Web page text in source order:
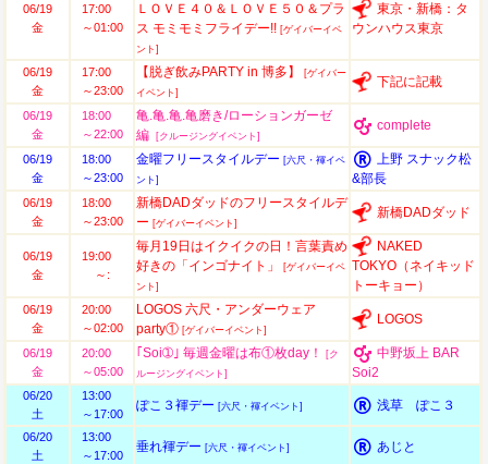
06/19
金
17:00
～01:00
ＬＯＶＥ４０＆ＬＯＶＥ５０＆プラ
ス モミモミフライデー!! [ゲイバーイベ
ント]
東京・新橋：タ
ウンハウス東京
06/19
金
17:00
～23:00
【脱ぎ飲みPARTY in 博多】
[ゲイバー
イベント]
下記に記載
06/19
金
18:00
～22:00
亀.亀.亀.亀磨き/ローションガーゼ
編
[クルージングイベント]
complete
06/19
金
18:00
～23:00
金曜フリースタイルデー [六尺・褌イベ
ント]
上野 スナック松
&部長
06/19
金
18:00
～23:00
新橋DADダッドのフリースタイルデ
ー [ゲイバーイベント]
新橋DADダッド
06/19
金
19:00
～:
毎月19日はイクイクの日！言葉責め
好きの「インゴナイト」
[ゲイバーイベ
ント]
NAKED
TOKYO（ネイキッド
トーキョー）
06/19
金
20:00
～02:00
LOGOS 六尺・アンダーウェア
party① [ゲイバーイベント]
LOGOS
06/19
金
20:00
～05:00
｢Soi➀｣ 毎週金曜は布①枚day！
[ク
ルージングイベント]
中野坂上 BAR
Soi2
06/20
土
13:00
～17:00
ぽこ３褌デー [六尺・褌イベント] 浅草 ぽこ３
06/20
土
13:00
～17:00
垂れ褌デー [六尺・褌イベント] あじと